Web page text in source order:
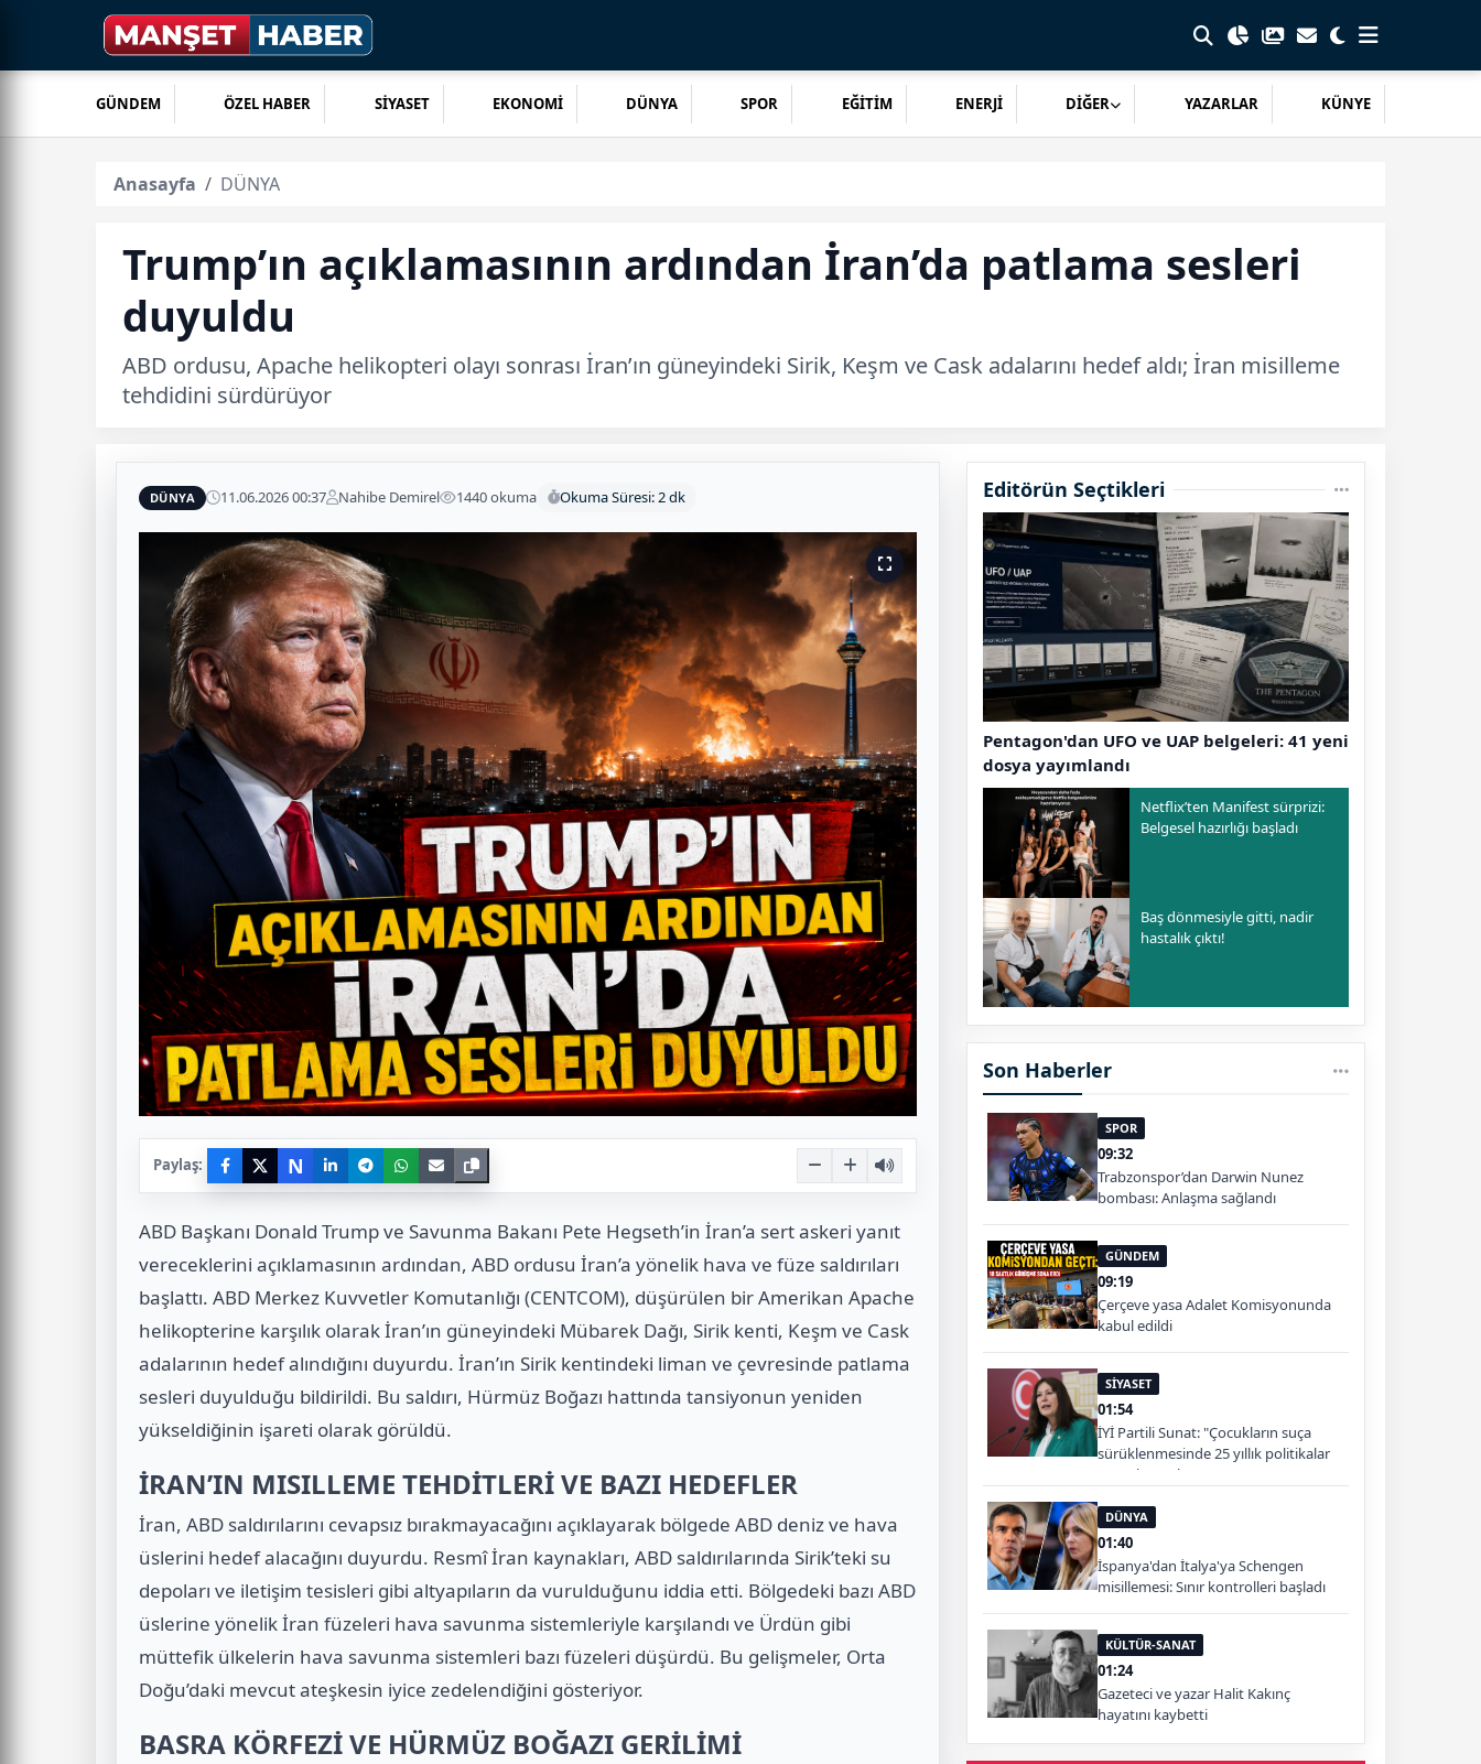
GÜNDEM ÖZEL HABER SİYASET EKONOMİ DÜNYA SPOR EĞİTİM ENERJİ DİĞER YAZARLAR KÜNYE
Anasayfa DÜNYA
Trump’ın açıklamasının ardından İran’da patlama sesleri
duyuldu
ABD ordusu, Apache helikopteri olayı sonrası İran’ın güneyindeki Sirik, Keşm ve Cask adalarını hedef aldı; İran misilleme
tehdidini sürdürüyor
DÜNYA 11.06.2026 00:37 Nahibe Demirel 1440 okuma Okuma Süresi: 2 dk
Paylaş: N
ABD Başkanı Donald Trump ve Savunma Bakanı Pete Hegseth’in İran’a sert askeri yanıt
vereceklerini açıklamasının ardından, ABD ordusu İran’a yönelik hava ve füze saldırıları
başlattı. ABD Merkez Kuvvetler Komutanlığı (CENTCOM), düşürülen bir Amerikan Apache
helikopterine karşılık olarak İran’ın güneyindeki Mübarek Dağı, Sirik kenti, Keşm ve Cask
adalarının hedef alındığını duyurdu. İran’ın Sirik kentindeki liman ve çevresinde patlama
sesleri duyulduğu bildirildi. Bu saldırı, Hürmüz Boğazı hattında tansiyonun yeniden
yükseldiğinin işareti olarak görüldü.
İRAN’IN MISILLEME TEHDİTLERİ VE BAZI HEDEFLER
İran, ABD saldırılarını cevapsız bırakmayacağını açıklayarak bölgede ABD deniz ve hava
üslerini hedef alacağını duyurdu. Resmî İran kaynakları, ABD saldırılarında Sirik’teki su
depoları ve iletişim tesisleri gibi altyapıların da vurulduğunu iddia etti. Bölgedeki bazı ABD
üslerine yönelik İran füzeleri hava savunma sistemleriyle karşılandı ve Ürdün gibi
müttefik ülkelerin hava savunma sistemleri bazı füzeleri düşürdü. Bu gelişmeler, Orta
Doğu’daki mevcut ateşkesin iyice zedelendiğini gösteriyor.
BASRA KÖRFEZİ VE HÜRMÜZ BOĞAZI GERİLİMİ
Editörün Seçtikleri
Pentagon'dan UFO ve UAP belgeleri: 41 yeni
dosya yayımlandı
Netflix’ten Manifest sürprizi:
Belgesel hazırlığı başladı
Baş dönmesiyle gitti, nadir
hastalık çıktı!
Son Haberler
SPOR
09:32
Trabzonspor’dan Darwin Nunez
bombası: Anlaşma sağlandı
GÜNDEM
09:19
Çerçeve yasa Adalet Komisyonunda
kabul edildi
SİYASET
01:54
İYİ Partili Sunat: "Çocukların suça
sürüklenmesinde 25 yıllık politikalar
sorgulanmalı"
DÜNYA
01:40
İspanya'dan İtalya'ya Schengen
misillemesi: Sınır kontrolleri başladı
KÜLTÜR-SANAT
01:24
Gazeteci ve yazar Halit Kakınç
hayatını kaybetti